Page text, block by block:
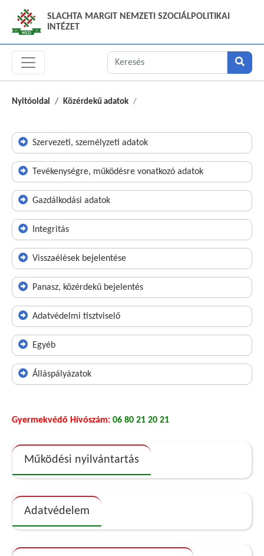
SLACHTA MARGIT NEMZETI SZOCIÁLPOLITIKAI
INTÉZET
Nyitóoldal Közérdekű adatok
Szervezeti, személyzeti adatok
Tevékenységre, működésre vonatkozó adatok
Gazdálkodási adatok
Integritás
Visszaélések bejelentése
Panasz, közérdekű bejelentés
Adatvédelmi tisztviselő
Egyéb
Álláspályázatok
Gyermekvédő Hívószám: 06 80 21 20 21
Működési nyilvántartás
Adatvédelem